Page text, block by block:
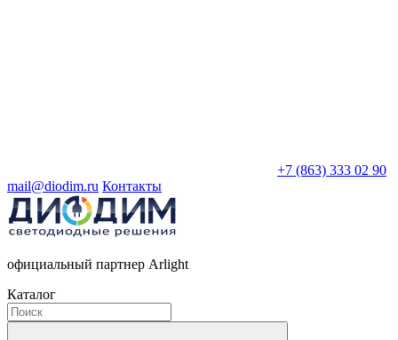
+7 (863) 333 02 90
mail@diodim.ru Контакты
официальный партнер Arlight
Каталог